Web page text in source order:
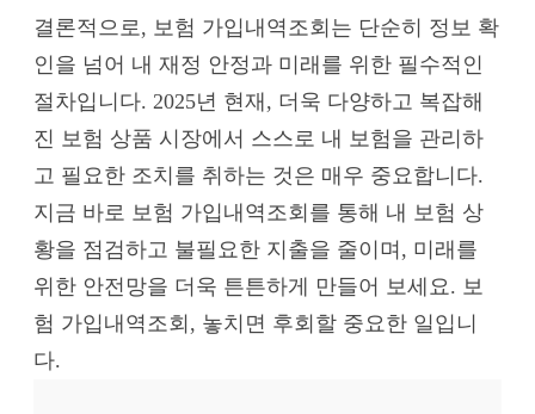
결론적으로, 보험 가입내역조회는 단순히 정보 확
인을 넘어 내 재정 안정과 미래를 위한 필수적인
절차입니다. 2025년 현재, 더욱 다양하고 복잡해
진 보험 상품 시장에서 스스로 내 보험을 관리하
고 필요한 조치를 취하는 것은 매우 중요합니다.
지금 바로 보험 가입내역조회를 통해 내 보험 상
황을 점검하고 불필요한 지출을 줄이며, 미래를
위한 안전망을 더욱 튼튼하게 만들어 보세요. 보
험 가입내역조회, 놓치면 후회할 중요한 일입니
다.